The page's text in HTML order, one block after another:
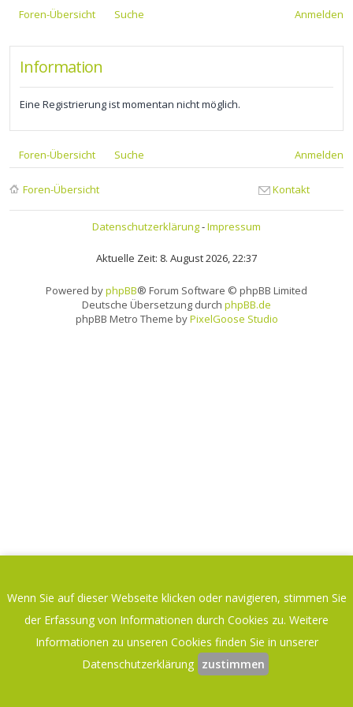
Foren-Übersicht Suche Anmelden
Information
Eine Registrierung ist momentan nicht möglich.
Foren-Übersicht Suche Anmelden
Foren-Übersicht Kontakt
Datenschutzerklärung-Impressum
Aktuelle Zeit: 8. August 2026, 22:37
Powered byphpBB® Forum Software © phpBB Limited
Deutsche Übersetzung durch phpBB.de
phpBB Metro Theme byPixelGoose Studio
Wenn Sie auf dieser Webseite klicken oder navigieren, stimmen Sie
der Erfassung von Informationen durch Cookies zu. Weitere
Informationen zu unseren Cookies finden Sie in unserer
Datenschutzerklärung
zustimmen